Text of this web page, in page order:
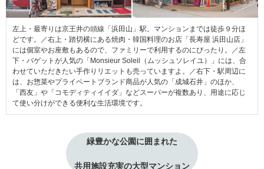
左上・最寄りは京王井の頭線「浜田山」駅。マンションまでは徒歩９分ほ
どです。／右上・踏切横にある焼肉・韓国料理のお店「長寿屋 浜田山店」
には個室やお座敷もあるので、ファミリーで利用するのにぴったり。／左
下・バゲットが人気の「Monsieur Soleil（ムッシュソレイユ）」には、合
わせていただきたい手作りリエットも売っていますよ。／右下・駅周辺に
は、お惣菜やプライベートブランド商品が人気の「成城石井」のほか、
「西友」や「コモディティイイダ」などスーパーが複数あり、用途に応じ
て使い分けができる便利な生活環境です。
緑豊かな公園に囲まれた
共用施設充実の大型マンション